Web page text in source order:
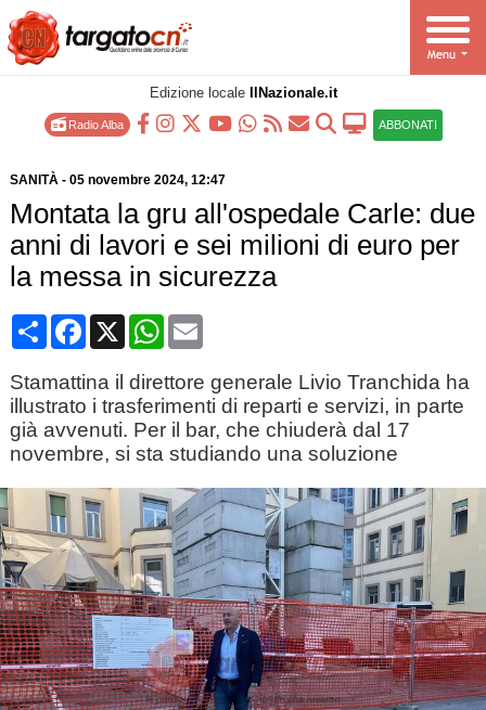
Edizione locale IlNazionale.it
Radio Alba ABBONATI
SANITÀ- 05 novembre 2024, 12:47
Montata la gru all'ospedale Carle: due
anni di lavori e sei milioni di euro per
la messa in sicurezza
CondividiFacebook
X WhatsApp
Email
Stamattina il direttore generale Livio Tranchida ha
illustrato i trasferimenti di reparti e servizi, in parte
già avvenuti. Per il bar, che chiuderà dal 17
novembre, si sta studiando una soluzione